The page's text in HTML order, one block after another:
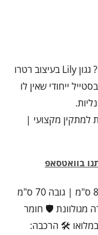
רוצים להוסיף חן אירופאי קלאסי לבית שלכם? גגון Lily בעיצוב רטרו
בסטייל ייחודי שאין לו
מקצועי |
בוואטסאפ
📏 מידות חיצוניות: אורך 421 ס"מ | עומק 88 ס"מ | גובה 70 ס"מ
מגולוונת 🛡️ חומר
פנלים: אקריל ייצוק בעובי 4 מ"מ, חוסם UV במלואו 🛠️ הרכבה: